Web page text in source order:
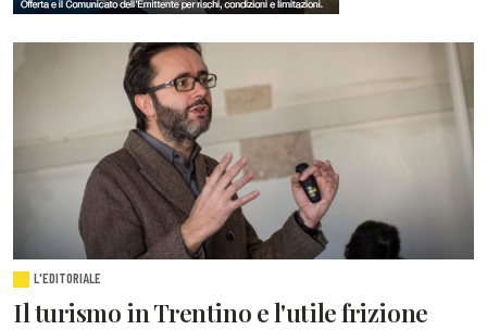
L'EDITORIALE
Il turismo in Trentino e l'utile frizione